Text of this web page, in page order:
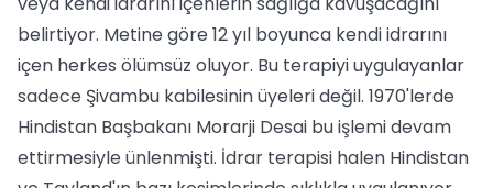
belirtiyor. Metine göre 12 yıl boyunca kendi idrarını
içen herkes ölümsüz oluyor. Bu terapiyi uygulayanlar
sadece Şivambu kabilesinin üyeleri değil. 1970'lerde
Hindistan Başbakanı Morarji Desai bu işlemi devam
ettirmesiyle ünlenmişti. İdrar terapisi halen Hindistan